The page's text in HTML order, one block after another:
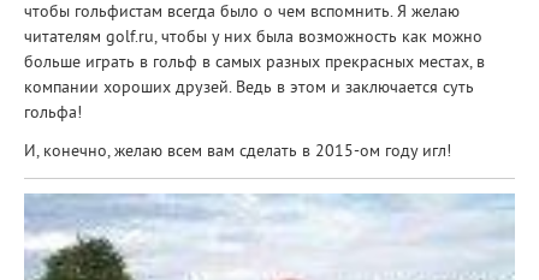
чтобы гольфистам всегда было о чем вспомнить. Я желаю
читателям golf.ru, чтобы у них была возможность как можно
больше играть в гольф в самых разных прекрасных местах, в
компании хороших друзей. Ведь в этом и заключается суть
гольфа!
И, конечно, желаю всем вам сделать в 2015-ом году игл!